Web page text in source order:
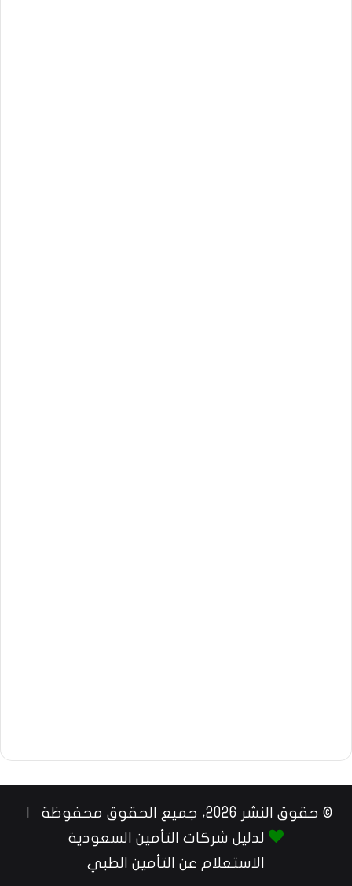
© حقوق النشر 2026، جميع الحقوق محفوظة |
لدليل شركات التأمين السعودية
الاستعلام عن التأمين الطبي